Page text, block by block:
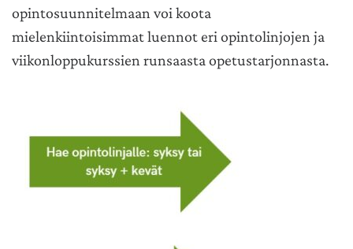
opintosuunnitelmaan voi koota
mielenkiintoisimmat luennot eri opintolinjojen ja
viikonloppukurssien runsaasta opetustarjonnasta.